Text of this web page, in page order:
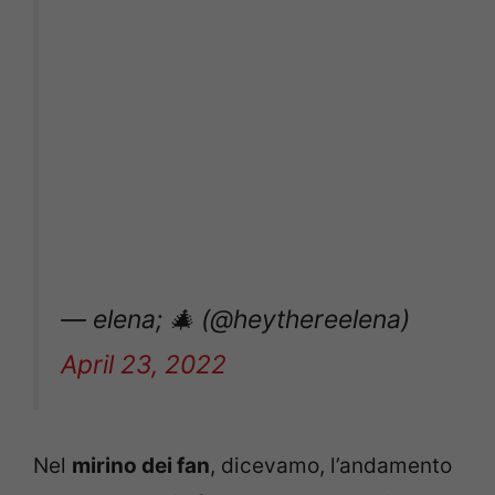
— elena; 🎄 (@heythereelena)
April 23, 2022
Nel mirino dei fan, dicevamo, l’andamento